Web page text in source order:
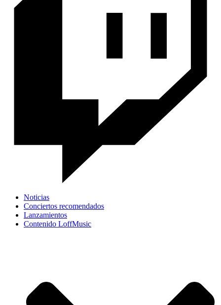
Noticias
Conciertos recomendados
Lanzamientos
Contenido LoffMusic